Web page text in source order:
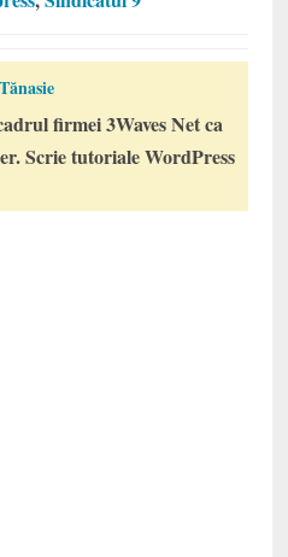
firmei 3Waves Net ca
Scrie tutoriale WordPress